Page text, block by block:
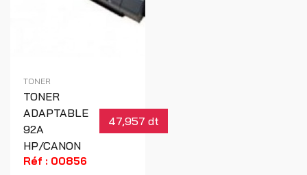
TONER
TONER
ADAPTABLE
92A
HP/CANON
47,957 dt
Réf : 00856